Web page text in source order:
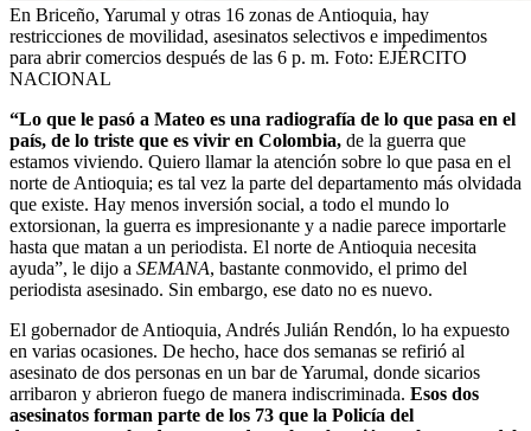
En Briceño, Yarumal y otras 16 zonas de Antioquia, hay
restricciones de movilidad, asesinatos selectivos e impedimentos
para abrir comercios después de las 6 p. m. Foto: EJÉRCITO
NACIONAL
“Lo que le pasó a Mateo es una radiografía de lo que pasa en el
país, de lo triste que es vivir en Colombia, de la guerra que
estamos viviendo. Quiero llamar la atención sobre lo que pasa en el
norte de Antioquia; es tal vez la parte del departamento más olvidada
que existe. Hay menos inversión social, a todo el mundo lo
extorsionan, la guerra es impresionante y a nadie parece importarle
hasta que matan a un periodista. El norte de Antioquia necesita
ayuda”, le dijo a SEMANA, bastante conmovido, el primo del
periodista asesinado. Sin embargo, ese dato no es nuevo.
El gobernador de Antioquia, Andrés Julián Rendón, lo ha expuesto
en varias ocasiones. De hecho, hace dos semanas se refirió al
asesinato de dos personas en un bar de Yarumal, donde sicarios
arribaron y abrieron fuego de manera indiscriminada. Esos dos
asesinatos forman parte de los 73 que la Policía del